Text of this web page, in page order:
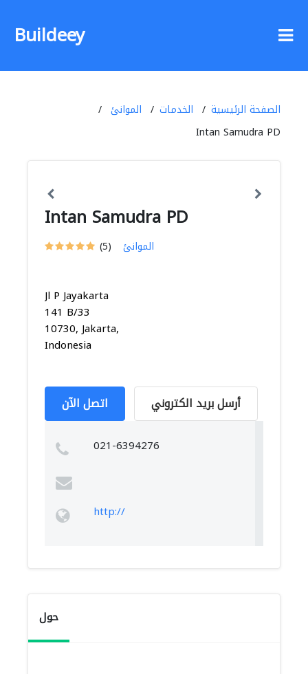
Buildeey
الصفحة الرئيسية الخدمات
الموانئ
Intan Samudra PD
Intan Samudra PD
(5) الموانئ
Jl P Jayakarta
141 B/33
10730, Jakarta,
Indonesia
اتصل الآن أرسل بريد الكتروني
021-6394276
http://
حول